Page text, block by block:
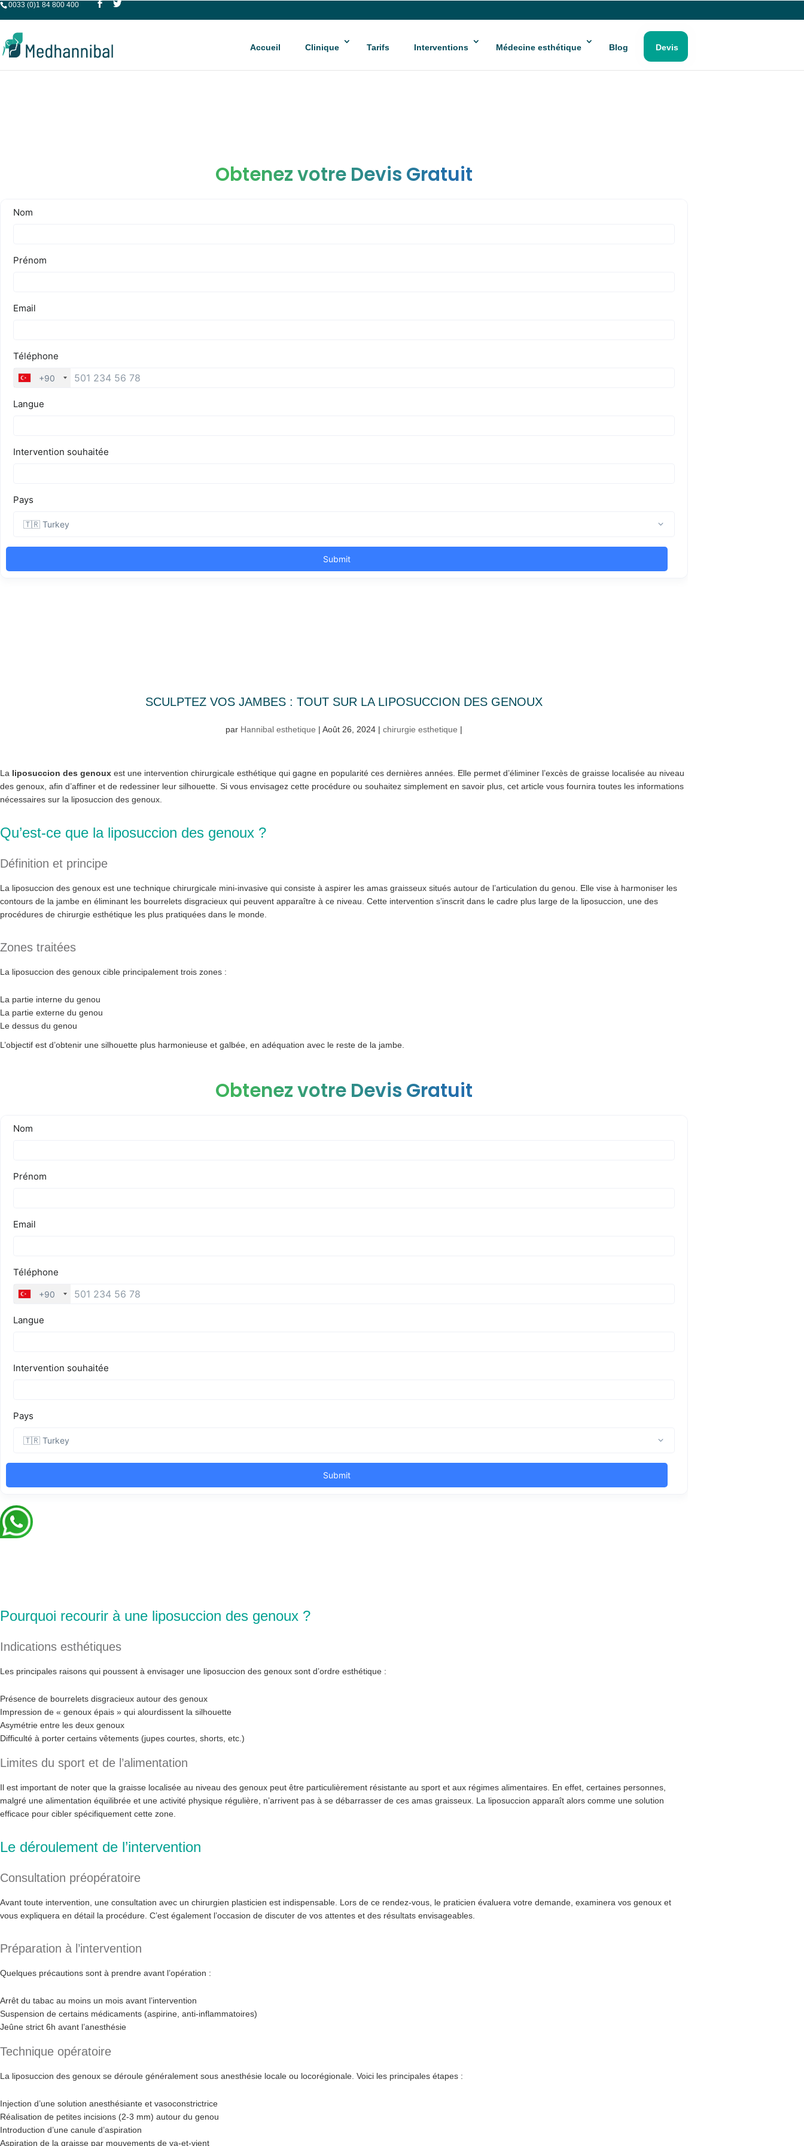
0033 (0)1 84 800 400
Accueil Clinique Tarifs Interventions Médecine esthétique Blog Devis
Obtenez votre Devis Gratuit
SCULPTEZ VOS JAMBES : TOUT SUR LA LIPOSUCCION DES GENOUX
par Hannibal esthetique | Août 26, 2024 | chirurgie esthetique |
La liposuccion des genoux est une intervention chirurgicale esthétique qui gagne en popularité ces dernières années. Elle permet d’éliminer l’excès de graisse localisée au niveau
des genoux, afin d’affiner et de redessiner leur silhouette. Si vous envisagez cette procédure ou souhaitez simplement en savoir plus, cet article vous fournira toutes les informations
nécessaires sur la liposuccion des genoux.
Qu’est-ce que la liposuccion des genoux ?
Définition et principe
La liposuccion des genoux est une technique chirurgicale mini-invasive qui consiste à aspirer les amas graisseux situés autour de l’articulation du genou. Elle vise à harmoniser les
contours de la jambe en éliminant les bourrelets disgracieux qui peuvent apparaître à ce niveau. Cette intervention s’inscrit dans le cadre plus large de la liposuccion, une des
procédures de chirurgie esthétique les plus pratiquées dans le monde.
Zones traitées
La liposuccion des genoux cible principalement trois zones :
La partie interne du genou
La partie externe du genou
Le dessus du genou
L’objectif est d’obtenir une silhouette plus harmonieuse et galbée, en adéquation avec le reste de la jambe.
Obtenez votre Devis Gratuit
Pourquoi recourir à une liposuccion des genoux ?
Indications esthétiques
Les principales raisons qui poussent à envisager une liposuccion des genoux sont d’ordre esthétique :
Présence de bourrelets disgracieux autour des genoux
Impression de « genoux épais » qui alourdissent la silhouette
Asymétrie entre les deux genoux
Difficulté à porter certains vêtements (jupes courtes, shorts, etc.)
Limites du sport et de l’alimentation
Il est important de noter que la graisse localisée au niveau des genoux peut être particulièrement résistante au sport et aux régimes alimentaires. En effet, certaines personnes,
malgré une alimentation équilibrée et une activité physique régulière, n’arrivent pas à se débarrasser de ces amas graisseux. La liposuccion apparaît alors comme une solution
efficace pour cibler spécifiquement cette zone.
Le déroulement de l’intervention
Consultation préopératoire
Avant toute intervention, une consultation avec un chirurgien plasticien est indispensable. Lors de ce rendez-vous, le praticien évaluera votre demande, examinera vos genoux et
vous expliquera en détail la procédure. C’est également l’occasion de discuter de vos attentes et des résultats envisageables.
Préparation à l’intervention
Quelques précautions sont à prendre avant l’opération :
Arrêt du tabac au moins un mois avant l’intervention
Suspension de certains médicaments (aspirine, anti-inflammatoires)
Jeûne strict 6h avant l’anesthésie
Technique opératoire
La liposuccion des genoux se déroule généralement sous anesthésie locale ou locorégionale. Voici les principales étapes :
Injection d’une solution anesthésiante et vasoconstrictrice
Réalisation de petites incisions (2-3 mm) autour du genou
Introduction d’une canule d’aspiration
Aspiration de la graisse par mouvements de va-et-vient